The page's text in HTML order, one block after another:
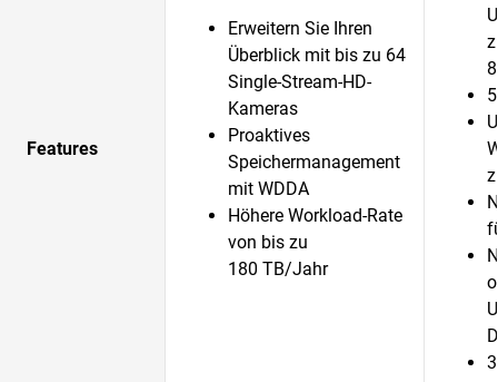
Features
Erweitern Sie Ihren
Überblick mit bis zu 64
Single-Stream-HD-
Kameras
Proaktives
Speichermanagement
mit WDDA
Höhere Workload-Rate
von bis zu
180 TB/Jahr